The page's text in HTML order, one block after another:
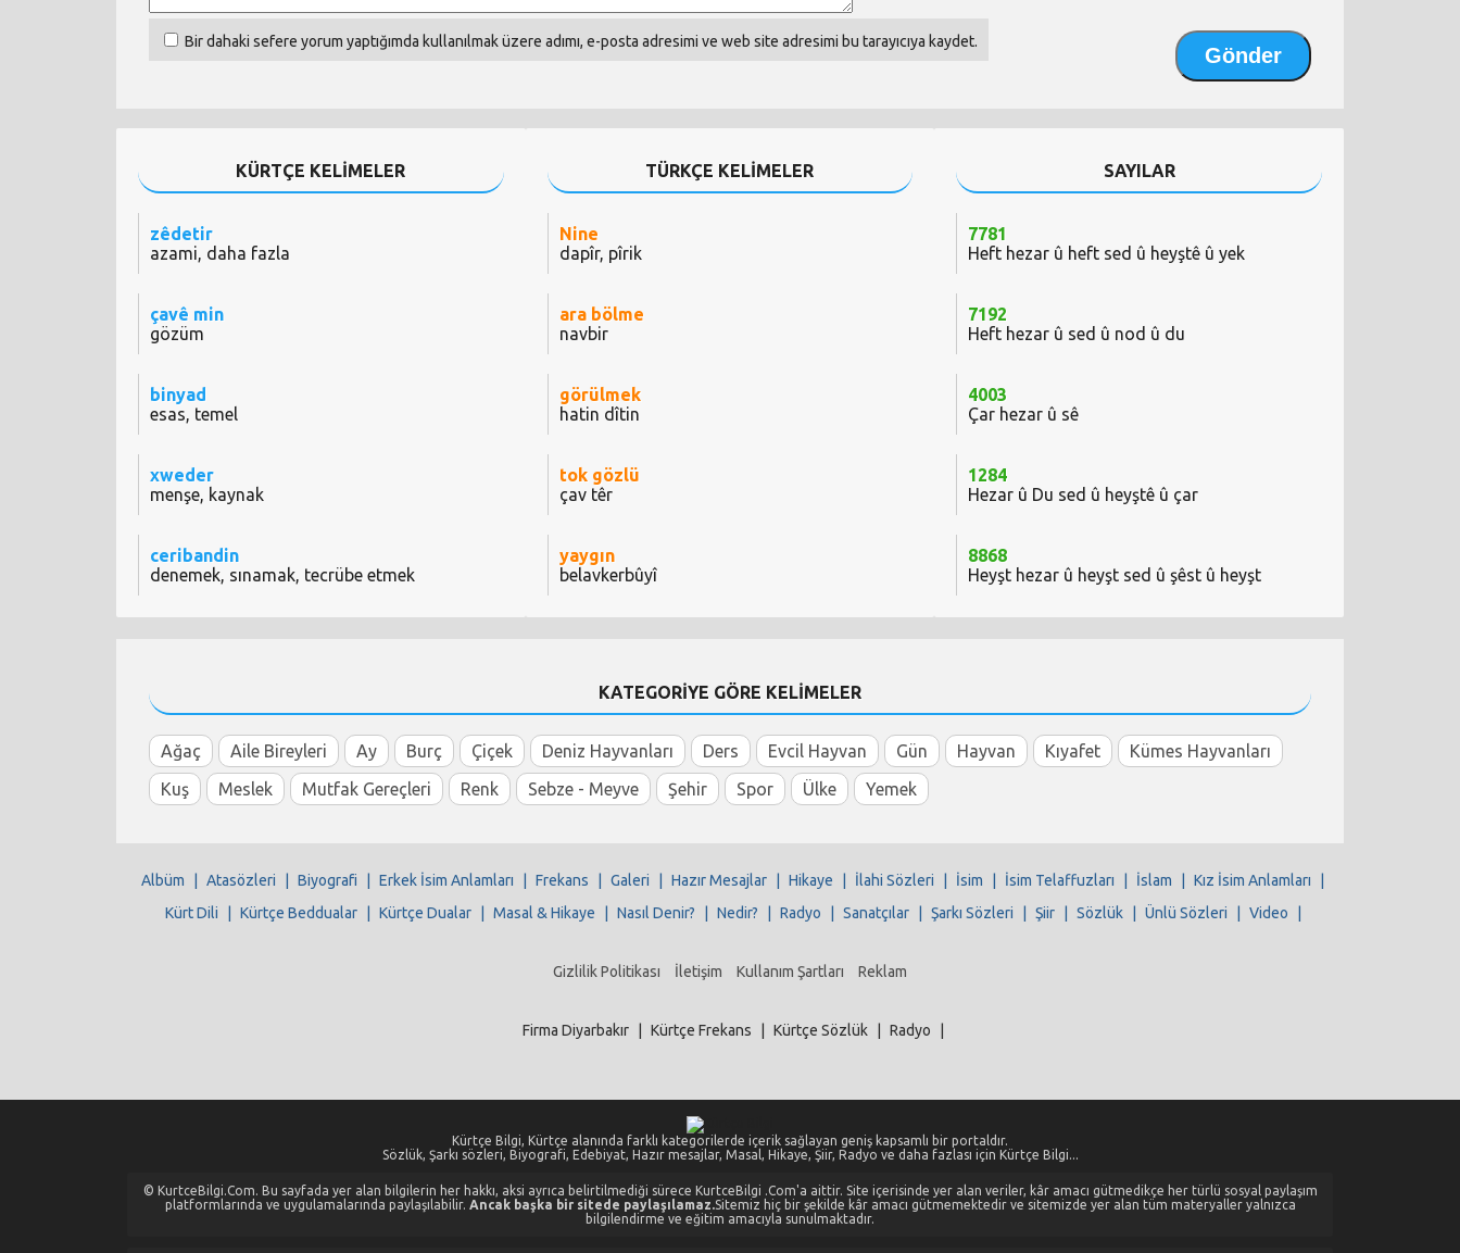
Bir dahaki sefere yorum yaptığımda kullanılmak üzere adımı, e-posta adresimi ve web site adresimi bu tarayıcıya kaydet.
KÜRTÇE KELİMELER
zêdetir
azami, daha fazla
çavê min
gözüm
binyad
esas, temel
xweder
menşe, kaynak
ceribandin
denemek, sınamak, tecrübe etmek
TÜRKÇE KELİMELER
Nine
dapîr, pîrik
ara bölme
navbir
görülmek
hatin dîtin
tok gözlü
çav têr
yaygın
belavkerbûyî
SAYILAR
7781
Heft hezar û heft sed û heyştê û yek
7192
Heft hezar û sed û nod û du
4003
Çar hezar û sê
1284
Hezar û Du sed û heyştê û çar
8868
Heyşt hezar û heyşt sed û şêst û heyşt
KATEGORİYE GÖRE KELİMELER
Ağaç Aile Bireyleri Ay Burç Çiçek Deniz Hayvanları Ders Evcil Hayvan Gün Hayvan Kıyafet
Kümes Hayvanları
Kuş
Meslek Mutfak Gereçleri Renk Sebze - Meyve Şehir Spor Ülke Yemek
Albüm Atasözleri Biyografi Erkek İsim Anlamları Frekans Galeri Hazır Mesajlar Hikaye İlahi Sözleri İsim İsim Telaffuzları İslam Kız İsim Anlamları
Kürt Dili
Kürtçe Beddualar Kürtçe Dualar Masal & Hikaye Nasıl Denir? Nedir? Radyo Sanatçılar Şarkı Sözleri Şiir Sözlük Ünlü Sözleri Video
Gizlilik Politikası İletişim Kullanım Şartları Reklam
Firma Diyarbakır Kürtçe Frekans Kürtçe Sözlük Radyo
Kürtçe Bilgi, Kürtçe alanında farklı kategorilerde içerik sağlayan geniş kapsamlı bir portaldır.
Sözlük, Şarkı sözleri, Biyografi, Edebiyat, Hazır mesajlar, Masal, Hikaye, Şiir, Radyo ve daha fazlası için Kürtçe Bilgi...
© KurtceBilgi.Com. Bu sayfada yer alan bilgilerin her hakkı, aksi ayrıca belirtilmediği sürece KurtceBilgi .Com'a aittir. Site içerisinde yer alan veriler, kâr amacı gütmedikçe her türlü sosyal paylaşım
platformlarında ve uygulamalarında paylaşılabilir. Ancak başka bir sitede paylaşılamaz.Sitemiz hiç bir şekilde kâr amacı gütmemektedir ve sitemizde yer alan tüm materyaller yalnızca
bilgilendirme ve eğitim amacıyla sunulmaktadır.